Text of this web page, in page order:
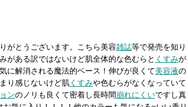
がとうございます。こちら美容雑誌等で発売を知り
がある訳ではないけど肌全体的な色むらと くすみが
に解消される魔法的ベース！伸びが良くて美容液の
り感じないけど肌 くすみや色むらがなくなっていて
ンのノリも良くて密着し長時間 崩れにくいですし真